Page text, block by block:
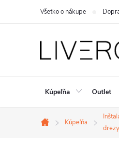
Všetko o nákupe
Kúpeľňa Outlet
Domov
Kúpeľňa
drezy